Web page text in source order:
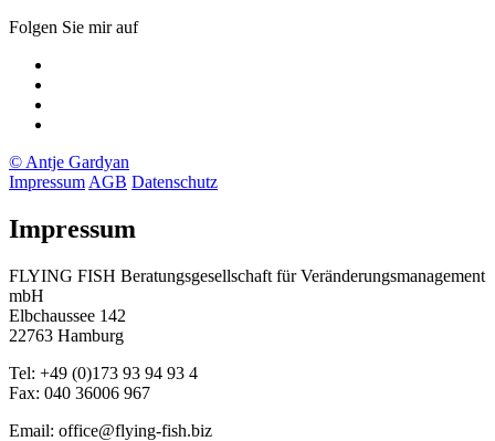
Folgen Sie mir auf
© Antje Gardyan
Impressum AGB Datenschutz
Impressum
FLYING FISH Beratungsgesellschaft für Veränderungsmanagement
mbH
Elbchaussee 142
22763 Hamburg
Tel: +49 (0)173 93 94 93 4
Fax: 040 36006 967
Email: office@flying-fish.biz